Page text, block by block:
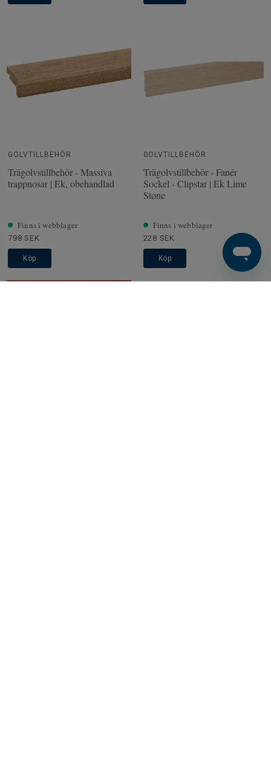
GOLVTILLBEHÖR
Trägolvstillbehör - Massiva
trappnosar | Ek, obehandlad
Finns i webblager
798 SEK
Köp
GOLVTILLBEHÖR
Trägolvstillbehör - Fanér
Sockel - Clipstar | Ek Lime
Stone
Finns i webblager
228 SEK
Köp